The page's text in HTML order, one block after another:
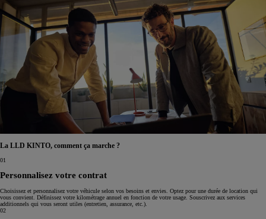
La LLD KINTO, comment ça marche ?
01
Personnalisez votre contrat
Choisissez et personnalisez votre véhicule selon vos besoins et envies. Optez pour une durée de location qui
vous convient. Définissez votre kilométrage annuel en fonction de votre usage. Souscrivez aux services
additionnels qui vous seront utiles (entretien, assurance, etc.).
02